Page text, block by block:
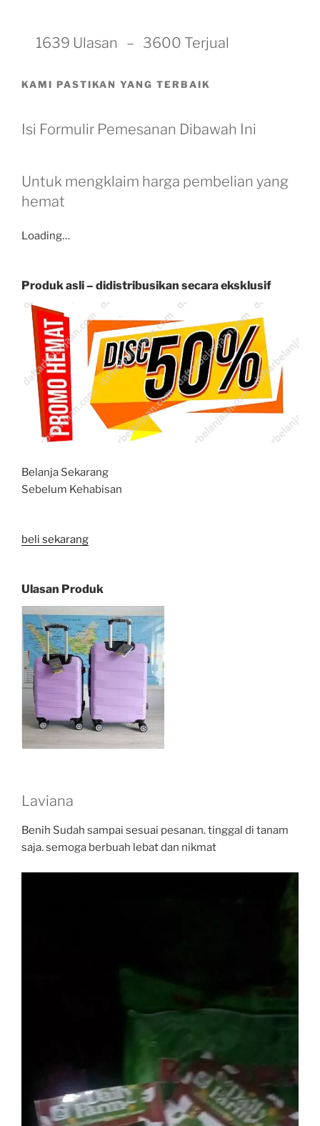
1639 Ulasan – 3600 Terjual
KAMI PASTIKAN YANG TERBAIK
Isi Formulir Pemesanan Dibawah Ini
Untuk mengklaim harga pembelian yang
hemat
Loading…
Produk asli – didistribusikan secara eksklusif
Belanja Sekarang
Sebelum Kehabisan
beli sekarang
Ulasan Produk
Laviana
Benih Sudah sampai sesuai pesanan. tinggal di tanam
saja. semoga berbuah lebat dan nikmat